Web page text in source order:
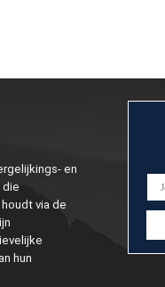
en
die
via de
hun